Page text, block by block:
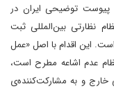
پیوست توضیحی ایران در
نظارتی بین‌المللی ثبت
این اقدام با اصل «عمل
عدم اشاعه مطرح است،
خارج و به مشارکت‌کننده‌ی